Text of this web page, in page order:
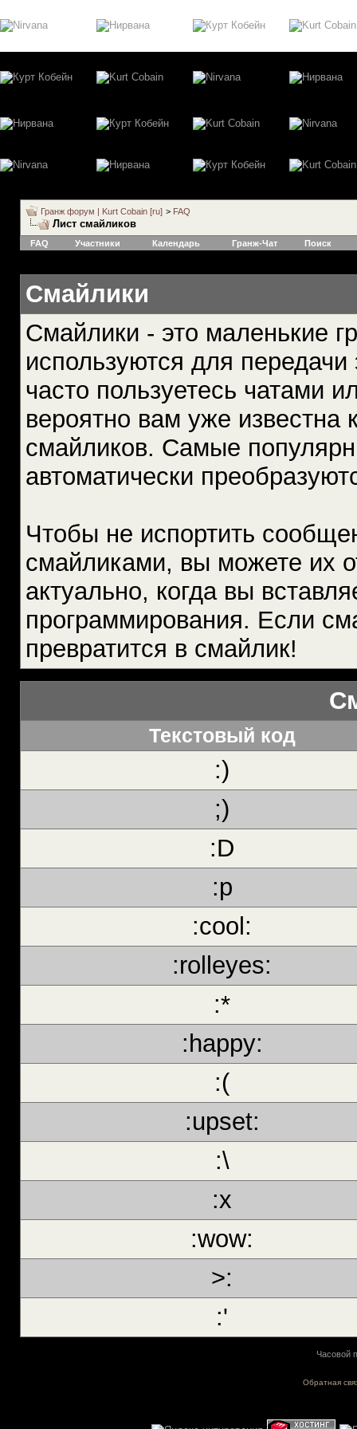
Гранж форум | Kurt Cobain [ru] > FAQ
Лист смайликов
FAQ Участники Календарь Гранж-Чат Поиск
Смайлики
Смайлики - это маленькие
используются для
часто пользуетесь чатами
вероятно вам уже известна
смайликов. Самые
автоматически
Чтобы не испортить
смайликами, вы можете их
актуально, когда вы
программирования. Если
превратится в смайлик!
Текстовый код
:)
;)
:D
:p
:cool:
:rolleyes:
:*
:happy:
:(
:upset:
:\
:х
:wow:
>:
:'
Часовой
Обратная